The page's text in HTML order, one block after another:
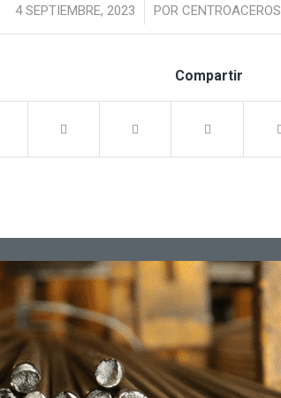
4 SEPTIEMBRE, 2023
/ POR CENTROACEROS
Compartir